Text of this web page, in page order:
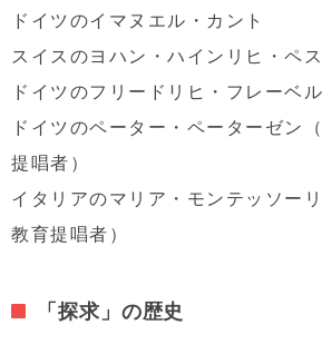
ドイツのイマヌエル・カント
スイスのヨハン・ハインリヒ・ペ
ドイツのフリードリヒ・フレーベ
ドイツのペーター・ペーターゼン
提唱者）
イタリアのマリア・モンテッソー
教育提唱者）
「探求」の歴史